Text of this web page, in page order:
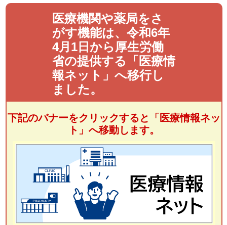
医療機関や薬局をさ
がす機能は、令和6年
4月1日から厚生労働
省の提供する「医療情
報ネット」へ移行し
ました。
下記のバナーをクリックすると「医療情報ネッ
ト」へ移動します。